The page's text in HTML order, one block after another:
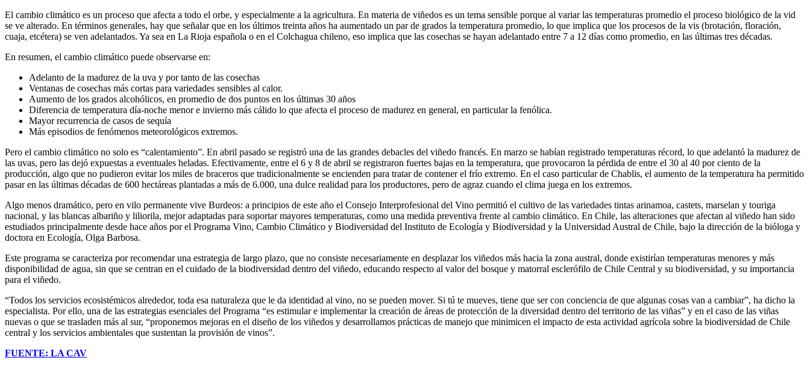
El cambio climático es un proceso que afecta a todo el orbe, y especialmente a la agricultura. En materia de viñedos es un tema sensible porque al variar las temperaturas promedio el proceso biológico de la vid
se ve alterado. En términos generales, hay que señalar que en los últimos treinta años ha aumentado un par de grados la temperatura promedio, lo que implica que los procesos de la vis (brotación, floración,
cuaja, etcétera) se ven adelantados. Ya sea en La Rioja española o en el Colchagua chileno, eso implica que las cosechas se hayan adelantado entre 7 a 12 días como promedio, en las últimas tres décadas.
En resumen, el cambio climático puede observarse en:
Adelanto de la madurez de la uva y por tanto de las cosechas
Ventanas de cosechas más cortas para variedades sensibles al calor.
Aumento de los grados alcohólicos, en promedio de dos puntos en los últimas 30 años
Diferencia de temperatura día-noche menor e invierno más cálido lo que afecta el proceso de madurez en general, en particular la fenólica.
Mayor recurrencia de casos de sequía
Más episodios de fenómenos meteorológicos extremos.
Pero el cambio climático no solo es “calentamiento”. En abril pasado se registró una de las grandes debacles del viñedo francés. En marzo se habían registrado temperaturas récord, lo que adelantó la madurez de
las uvas, pero las dejó expuestas a eventuales heladas. Efectivamente, entre el 6 y 8 de abril se registraron fuertes bajas en la temperatura, que provocaron la pérdida de entre el 30 al 40 por ciento de la
producción, algo que no pudieron evitar los miles de braceros que tradicionalmente se encienden para tratar de contener el frío extremo. En el caso particular de Chablis, el aumento de la temperatura ha permitido
pasar en las últimas décadas de 600 hectáreas plantadas a más de 6.000, una dulce realidad para los productores, pero de agraz cuando el clima juega en los extremos.
Algo menos dramático, pero en vilo permanente vive Burdeos: a principios de este año el Consejo Interprofesional del Vino permitió el cultivo de las variedades tintas arinamoa, castets, marselan y touriga
nacional, y las blancas albariño y liliorila, mejor adaptadas para soportar mayores temperaturas, como una medida preventiva frente al cambio climático. En Chile, las alteraciones que afectan al viñedo han sido
estudiados principalmente desde hace años por el Programa Vino, Cambio Climático y Biodiversidad del Instituto de Ecología y Biodiversidad y la Universidad Austral de Chile, bajo la dirección de la bióloga y
doctora en Ecología, Olga Barbosa.
Este programa se caracteriza por recomendar una estrategia de largo plazo, que no consiste necesariamente en desplazar los viñedos más hacia la zona austral, donde existirían temperaturas menores y más
disponibilidad de agua, sin que se centran en el cuidado de la biodiversidad dentro del viñedo, educando respecto al valor del bosque y matorral esclerófilo de Chile Central y su biodiversidad, y su importancia
para el viñedo.
“Todos los servicios ecosistémicos alrededor, toda esa naturaleza que le da identidad al vino, no se pueden mover. Si tú te mueves, tiene que ser con conciencia de que algunas cosas van a cambiar”, ha dicho la
especialista. Por ello, una de las estrategias esenciales del Programa “es estimular e implementar la creación de áreas de protección de la diversidad dentro del territorio de las viñas” y en el caso de las viñas
nuevas o que se trasladen más al sur, “proponemos mejoras en el diseño de los viñedos y desarrollamos prácticas de manejo que minimicen el impacto de esta actividad agrícola sobre la biodiversidad de Chile
central y los servicios ambientales que sustentan la provisión de vinos”.
FUENTE: LA CAV